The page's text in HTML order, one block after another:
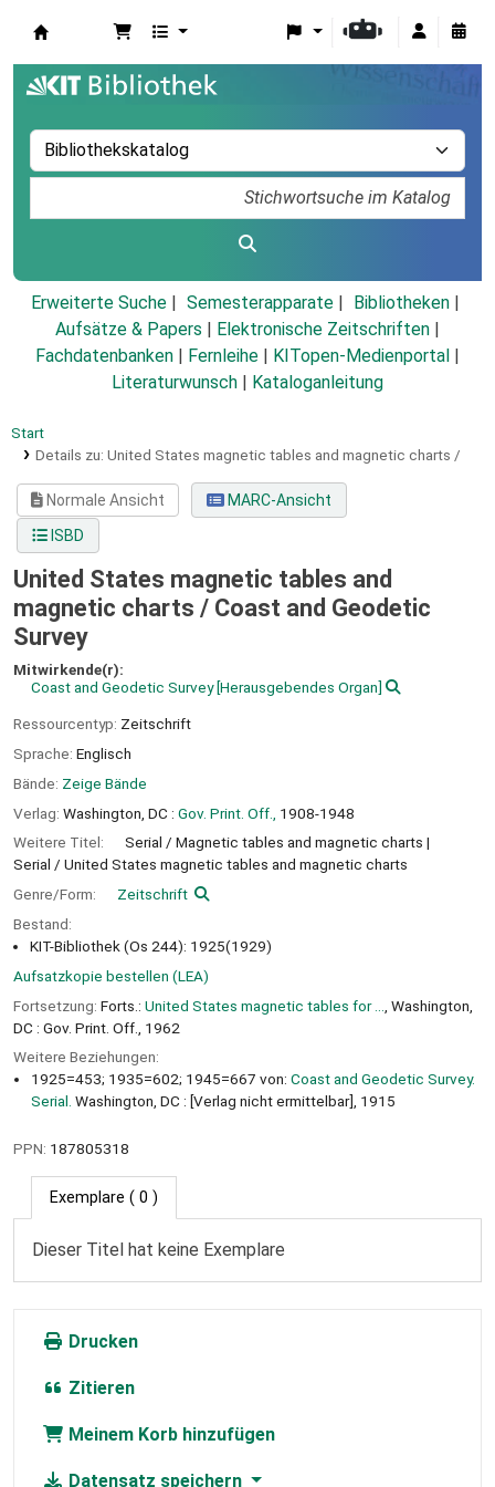
Erweiterte Suche Semesterapparate
Bibliotheken
Aufsätze & Papers
Elektronische Zeitschriften
Fachdatenbanken
Fernleihe KITopen-Medienportal
Literaturwunsch
Kataloganleitung
Start
Details zu: United States magnetic tables and magnetic charts /
Normale Ansicht
MARC-Ansicht
ISBD
United States magnetic tables and
magnetic charts / Coast and Geodetic
Survey
Mitwirkende(r):
Coast and Geodetic Survey[Herausgebendes Organ]
Ressourcentyp: Zeitschrift
Sprache: Englisch
Bände: Zeige Bände
Verlag: Washington, DC : Gov. Print. Off.,
1908-1948
Weitere Titel:
Serial / Magnetic tables and magnetic charts
Serial / United States magnetic tables and magnetic charts
Genre/Form:
Zeitschrift
Bestand:
KIT-Bibliothek (Os 244): 1925(1929)
Aufsatzkopie bestellen (LEA)
Fortsetzung: Forts.: United States magnetic tables for ...
, Washington,
DC : Gov. Print. Off., 1962
Weitere Beziehungen:
1925=453; 1935=602; 1945=667 von: Coast and Geodetic Survey.
Serial. Washington, DC : [Verlag nicht ermittelbar], 1915
PPN: 187805318
Exemplare ( 0 )
Dieser Titel hat keine Exemplare
Drucken
Zitieren
Meinem Korb hinzufügen
Datensatz speichern